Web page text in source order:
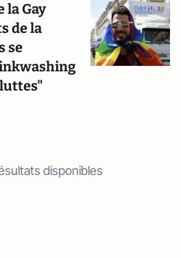
la Gay
de la
se
disponibles